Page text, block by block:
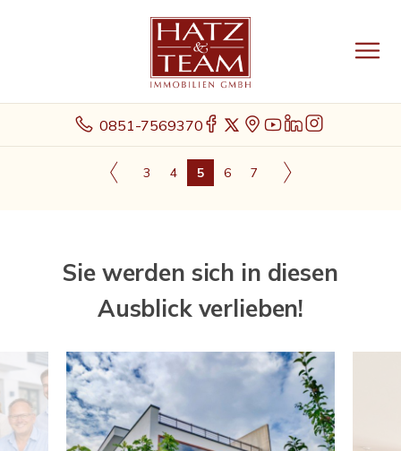
0851-7569370
3 4 5 6 7
Sie werden sich in diesen
Ausblick verlieben!